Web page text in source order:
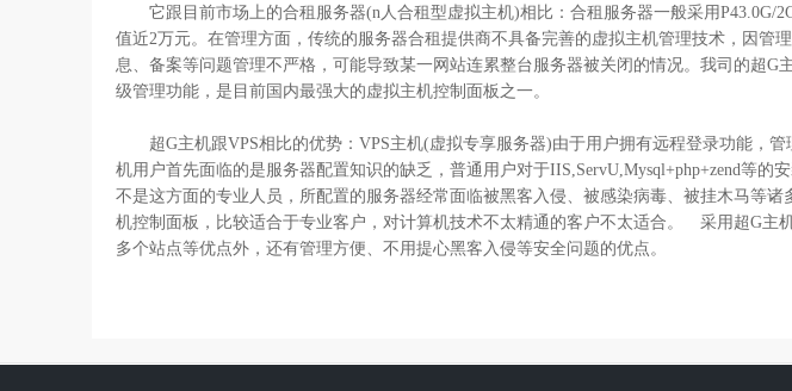
它跟目前市场上的合租服务器(n人合租型虚拟主机)相比：合租服务器一般采用P43.0G/
值近2万元。在管理方面，传统的服务器合租提供商不具备完善的虚拟主机管理技术，因
息、备案等问题管理不严格，可能导致某一网站连累整台服务器被关闭的情况。我司的超
级管理功能，是目前国内最强大的虚拟主机控制面板之一。
超G主机跟VPS相比的优势：VPS主机(虚拟专享服务器)由于用户拥有远程登录功能，
机用户首先面临的是服务器配置知识的缺乏，普通用户对于IIS,ServU,Mysql+php+zend等
不是这方面的专业人员，所配置的服务器经常面临被黑客入侵、被感染病毒、被挂木马等
机控制面板，比较适合于专业客户，对计算机技术不太精通的客户不太适合。 采用超G主
多个站点等优点外，还有管理方便、不用提心黑客入侵等安全问题的优点。